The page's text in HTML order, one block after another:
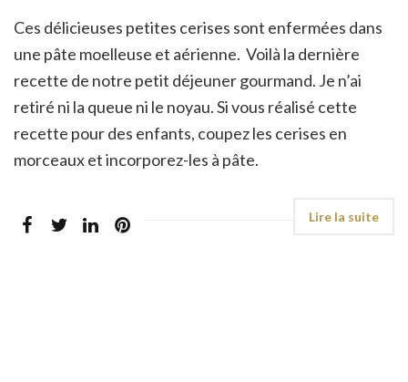
Ces délicieuses petites cerises sont enfermées dans
une pâte moelleuse et aérienne. Voilà la dernière
recette de notre petit déjeuner gourmand. Je n’ai
retiré ni la queue ni le noyau. Si vous réalisé cette
recette pour des enfants, coupez les cerises en
morceaux et incorporez-les à pâte.